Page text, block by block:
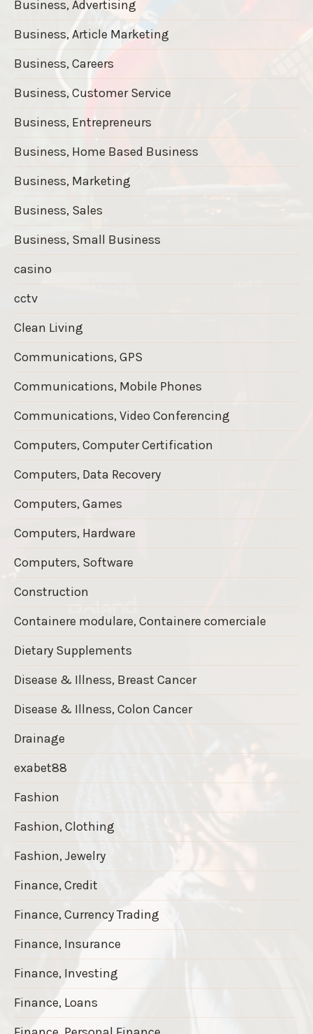
Business, Advertising
Business, Article Marketing
Business, Careers
Business, Customer Service
Business, Entrepreneurs
Business, Home Based Business
Business, Marketing
Business, Sales
Business, Small Business
casino
cctv
Clean Living
Communications, GPS
Communications, Mobile Phones
Communications, Video Conferencing
Computers, Computer Certification
Computers, Data Recovery
Computers, Games
Computers, Hardware
Computers, Software
Construction
Containere modulare, Containere comerciale
Dietary Supplements
Disease & Illness, Breast Cancer
Disease & Illness, Colon Cancer
Drainage
exabet88
Fashion
Fashion, Clothing
Fashion, Jewelry
Finance, Credit
Finance, Currency Trading
Finance, Insurance
Finance, Investing
Finance, Loans